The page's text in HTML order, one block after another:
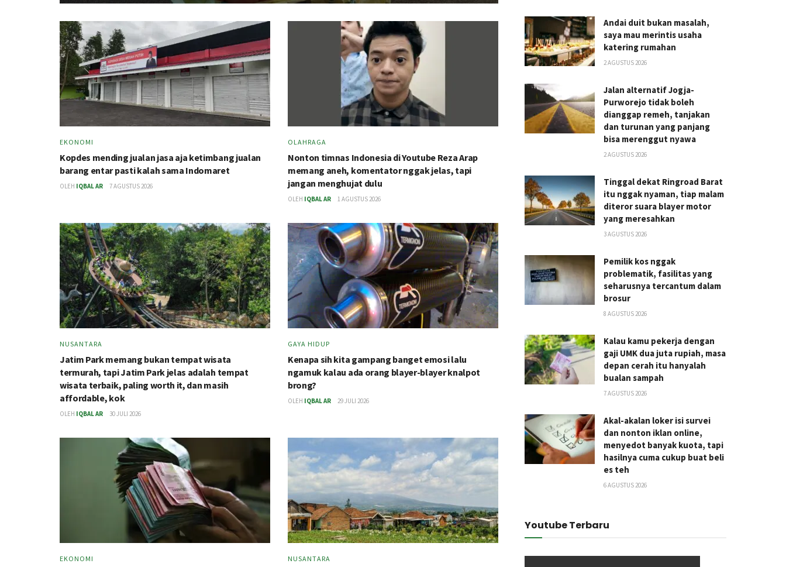
EKONOMI
Kopdes mending jualan jasa aja ketimbang jualan
barang entar pasti kalah sama Indomaret
OLEH IQBAL AR 7 AGUSTUS 2026
OLAHRAGA
Nonton timnas Indonesia di Youtube Reza Arap
memang aneh, komentator nggak jelas, tapi
jangan menghujat dulu
OLEH IQBAL AR 1 AGUSTUS 2026
NUSANTARA
Jatim Park memang bukan tempat wisata
termurah, tapi Jatim Park jelas adalah tempat
wisata terbaik, paling worth it, dan masih
affordable, kok
OLEH IQBAL AR 30 JULI 2026
GAYA HIDUP
Kenapa sih kita gampang banget emosi lalu
ngamuk kalau ada orang blayer-blayer knalpot
brong?
OLEH IQBAL AR 29 JULI 2026
EKONOMI NUSANTARA
Andai duit bukan masalah,
saya mau merintis usaha
katering rumahan
2 AGUSTUS 2026
Jalan alternatif Jogja-
Purworejo tidak boleh
dianggap remeh, tanjakan
dan turunan yang panjang
bisa merenggut nyawa
2 AGUSTUS 2026
Tinggal dekat Ringroad Barat
itu nggak nyaman, tiap malam
diteror suara blayer motor
yang meresahkan
3 AGUSTUS 2026
Pemilik kos nggak
problematik, fasilitas yang
seharusnya tercantum dalam
brosur
8 AGUSTUS 2026
Kalau kamu pekerja dengan
gaji UMK dua juta rupiah, masa
depan cerah itu hanyalah
bualan sampah
7 AGUSTUS 2026
Akal-akalan loker isi survei
dan nonton iklan online,
menyedot banyak kuota, tapi
hasilnya cuma cukup buat beli
es teh
6 AGUSTUS 2026
Youtube Terbaru